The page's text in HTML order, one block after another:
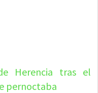
Herencia tras el
pernoctaba